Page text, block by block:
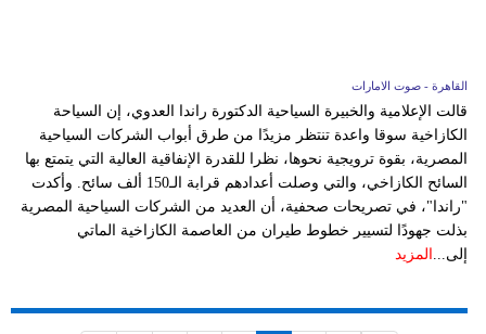
القاهرة - صوت الامارات
قالت الإعلامية والخبيرة السياحية الدكتورة راندا العدوي، إن السياحة
الكازاخية سوقا واعدة تنتظر مزيدًا من طرق أبواب الشركات السياحية
المصرية، بقوة ترويجية نحوها، نظرا للقدرة الإنفاقية العالية التي يتمتع بها
السائح الكازاخي، والتي وصلت أعدادهم قرابة الـ150 ألف سائح. وأكدت
"راندا"، في تصريحات صحفية، أن العديد من الشركات السياحية المصرية
بذلت جهودًا لتسيير خطوط طيران من العاصمة الكازاخية الماتي
إلى... المزيد